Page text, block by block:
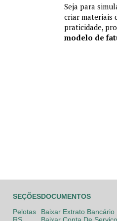
Seja para
criar materiais
praticidade,
modelo de
SEÇÕES
Pelotas
DOCUMENTOS
Baixar Extrato Bancário